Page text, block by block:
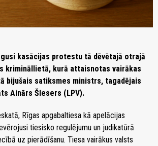
kasācijas protestu tā dēvētajā otrajā
krimināllietā, kurā attaisnotas vairākas
bijušais satiksmes ministrs, tagadējais
Ainārs Šlesers (LPV).
Rīgas apgabaltiesa kā apelācijas
tiesisko regulējumu un judikatūrā
uz pierādīšanu. Tiesa vairākus valsts